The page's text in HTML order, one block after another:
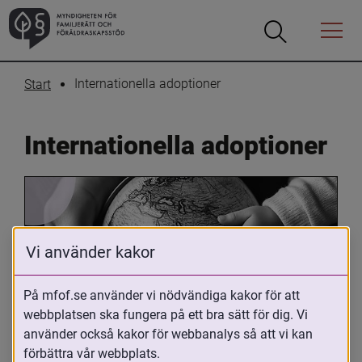
Öppna
Öppna
Menyn
Start Internationella adoptioner
Internationella adoptioner
Oavsett om du är adopterad,
adoptivförälder eller arbetar med
Vi använder kakor
På mfof.se använder vi nödvändiga kakor för att
webbplatsen ska fungera på ett bra sätt för dig. Vi
använder också kakor för webbanalys så att vi kan
förbättra vår webbplats.